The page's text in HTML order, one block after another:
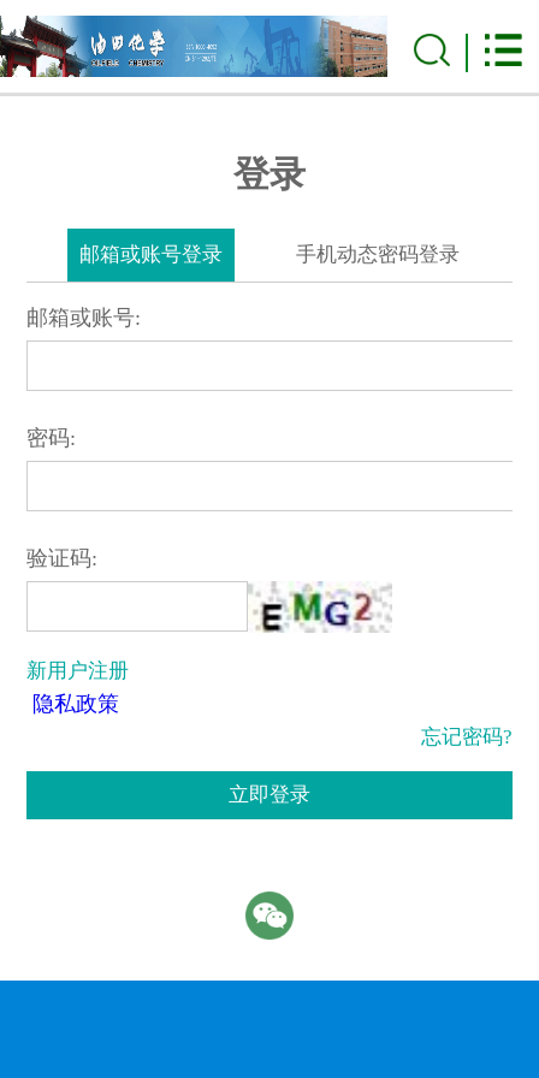
登录
邮箱或账号登录 手机动态密码登录
邮箱或账号:
密码:
验证码:
新用户注册
隐私政策
忘记密码?
立即登录